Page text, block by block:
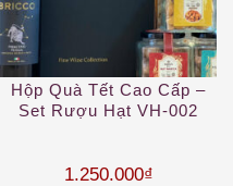
Hộp Quà Tết Cao Cấp –
Set Rượu Hạt VH-002
1.250.000₫